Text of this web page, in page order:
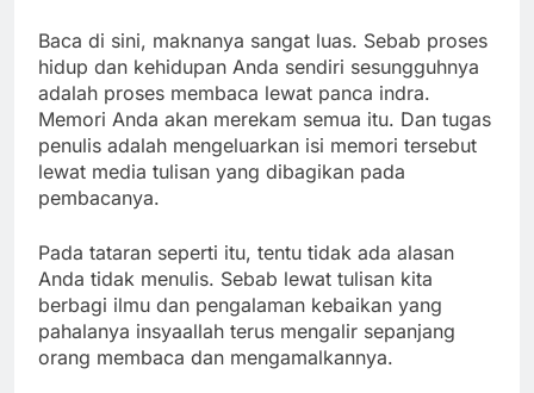
Baca di sini, maknanya sangat luas. Sebab proses
hidup dan kehidupan Anda sendiri sesungguhnya
adalah proses membaca lewat panca indra.
Memori Anda akan merekam semua itu. Dan tugas
penulis adalah mengeluarkan isi memori tersebut
lewat media tulisan yang dibagikan pada
pembacanya.
Pada tataran seperti itu, tentu tidak ada alasan
Anda tidak menulis. Sebab lewat tulisan kita
berbagi ilmu dan pengalaman kebaikan yang
pahalanya insyaallah terus mengalir sepanjang
orang membaca dan mengamalkannya.